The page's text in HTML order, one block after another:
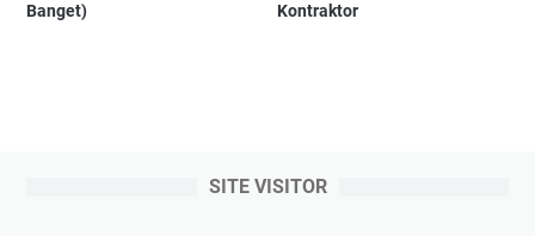
Banget)
Kontraktor
SITE VISITOR